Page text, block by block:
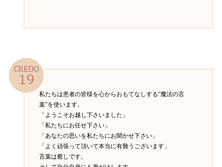
私たちは患者の皆様を心からおもてなしする“魔法の言
葉”を使います。
「ようこそお越し下さいました」
「私たちにお任せ下さい」
「あなたの思いを私たちにお聞かせ下さい」
「よく頑張って頂いて本当に有難うございます」
言葉は癒しです。